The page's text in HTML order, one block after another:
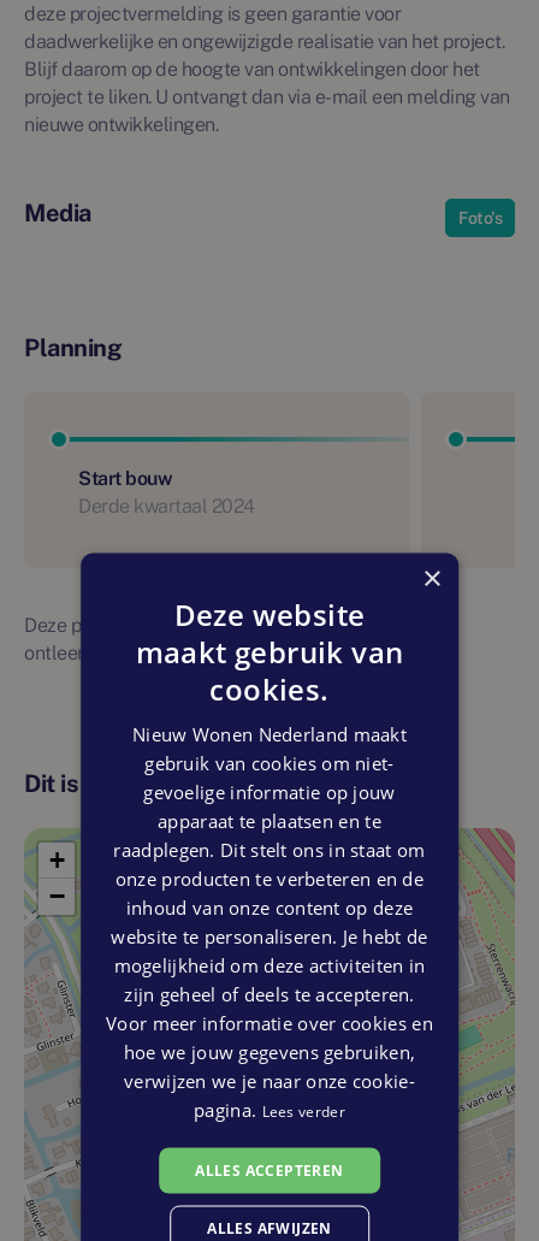
deze projectvermelding is geen garantie voor
daadwerkelijke en ongewijzigde realisatie van het project.
Blijf daarom op de hoogte van ontwikkelingen door het
project te liken. U ontvangt dan via e-mail een melding van
nieuwe ontwikkelingen.
Media Foto's
Planning
Start bouw
Derde kwartaal 2024
Deze planning is indicatief. Er kunnen geen rechten
ontleend worden aan bovenstaande planning
Dit is de locatie
+
−
×
Deze website
maakt gebruik van
cookies.
Nieuw Wonen Nederland maakt
gebruik van cookies om niet-
gevoelige informatie op jouw
apparaat te plaatsen en te
raadplegen. Dit stelt ons in staat om
onze producten te verbeteren en de
inhoud van onze content op deze
website te personaliseren. Je hebt de
mogelijkheid om deze activiteiten in
zijn geheel of deels te accepteren.
Voor meer informatie over cookies en
hoe we jouw gegevens gebruiken,
verwijzen we je naar onze cookie-
pagina. Lees verder
ALLES ACCEPTEREN
ALLES AFWIJZEN